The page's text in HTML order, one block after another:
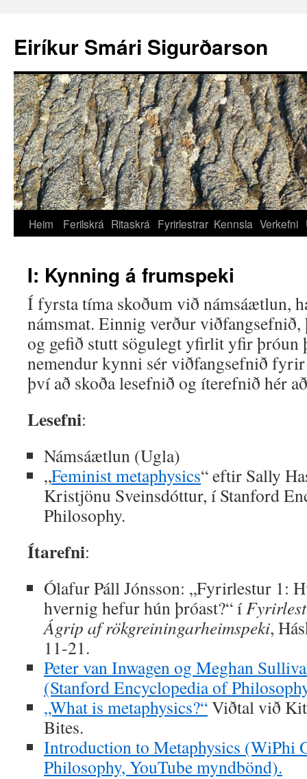
Eiríkur Smári Sigurðarson
Heim Ferilskrá Ritaskrá Fyrirlestrar Kennsla Verkefni
I: Kynning á frumspeki
Í fyrsta tíma skoðum við námsáætlun,
námsmat. Einnig verður
og gefið stutt sögulegt yfirlit yfir þróun
nemendur kynni sér viðfangsefnið
því að skoða lesefnið og íterefnið hér
Lesefni:
Námsáætlun (Ugla)
„Feminist metaphysics“ eftir Sally
Kristjönu Sveinsdóttur, í Stanford
Philosophy.
Ítarefni:
Ólafur Páll Jónsson: „Fyrirlestur 1:
hvernig hefur hún þróast?“ í
Ágrip af rökgreiningarheimspeki,
11-21.
Peter van Inwagen og Meghan
(Stanford Encyclopedia of
„What is metaphysics?“Viðtal við
Bites.
Introduction to Metaphysics (WiPhi
Philosophy, YouTube myndbönd).